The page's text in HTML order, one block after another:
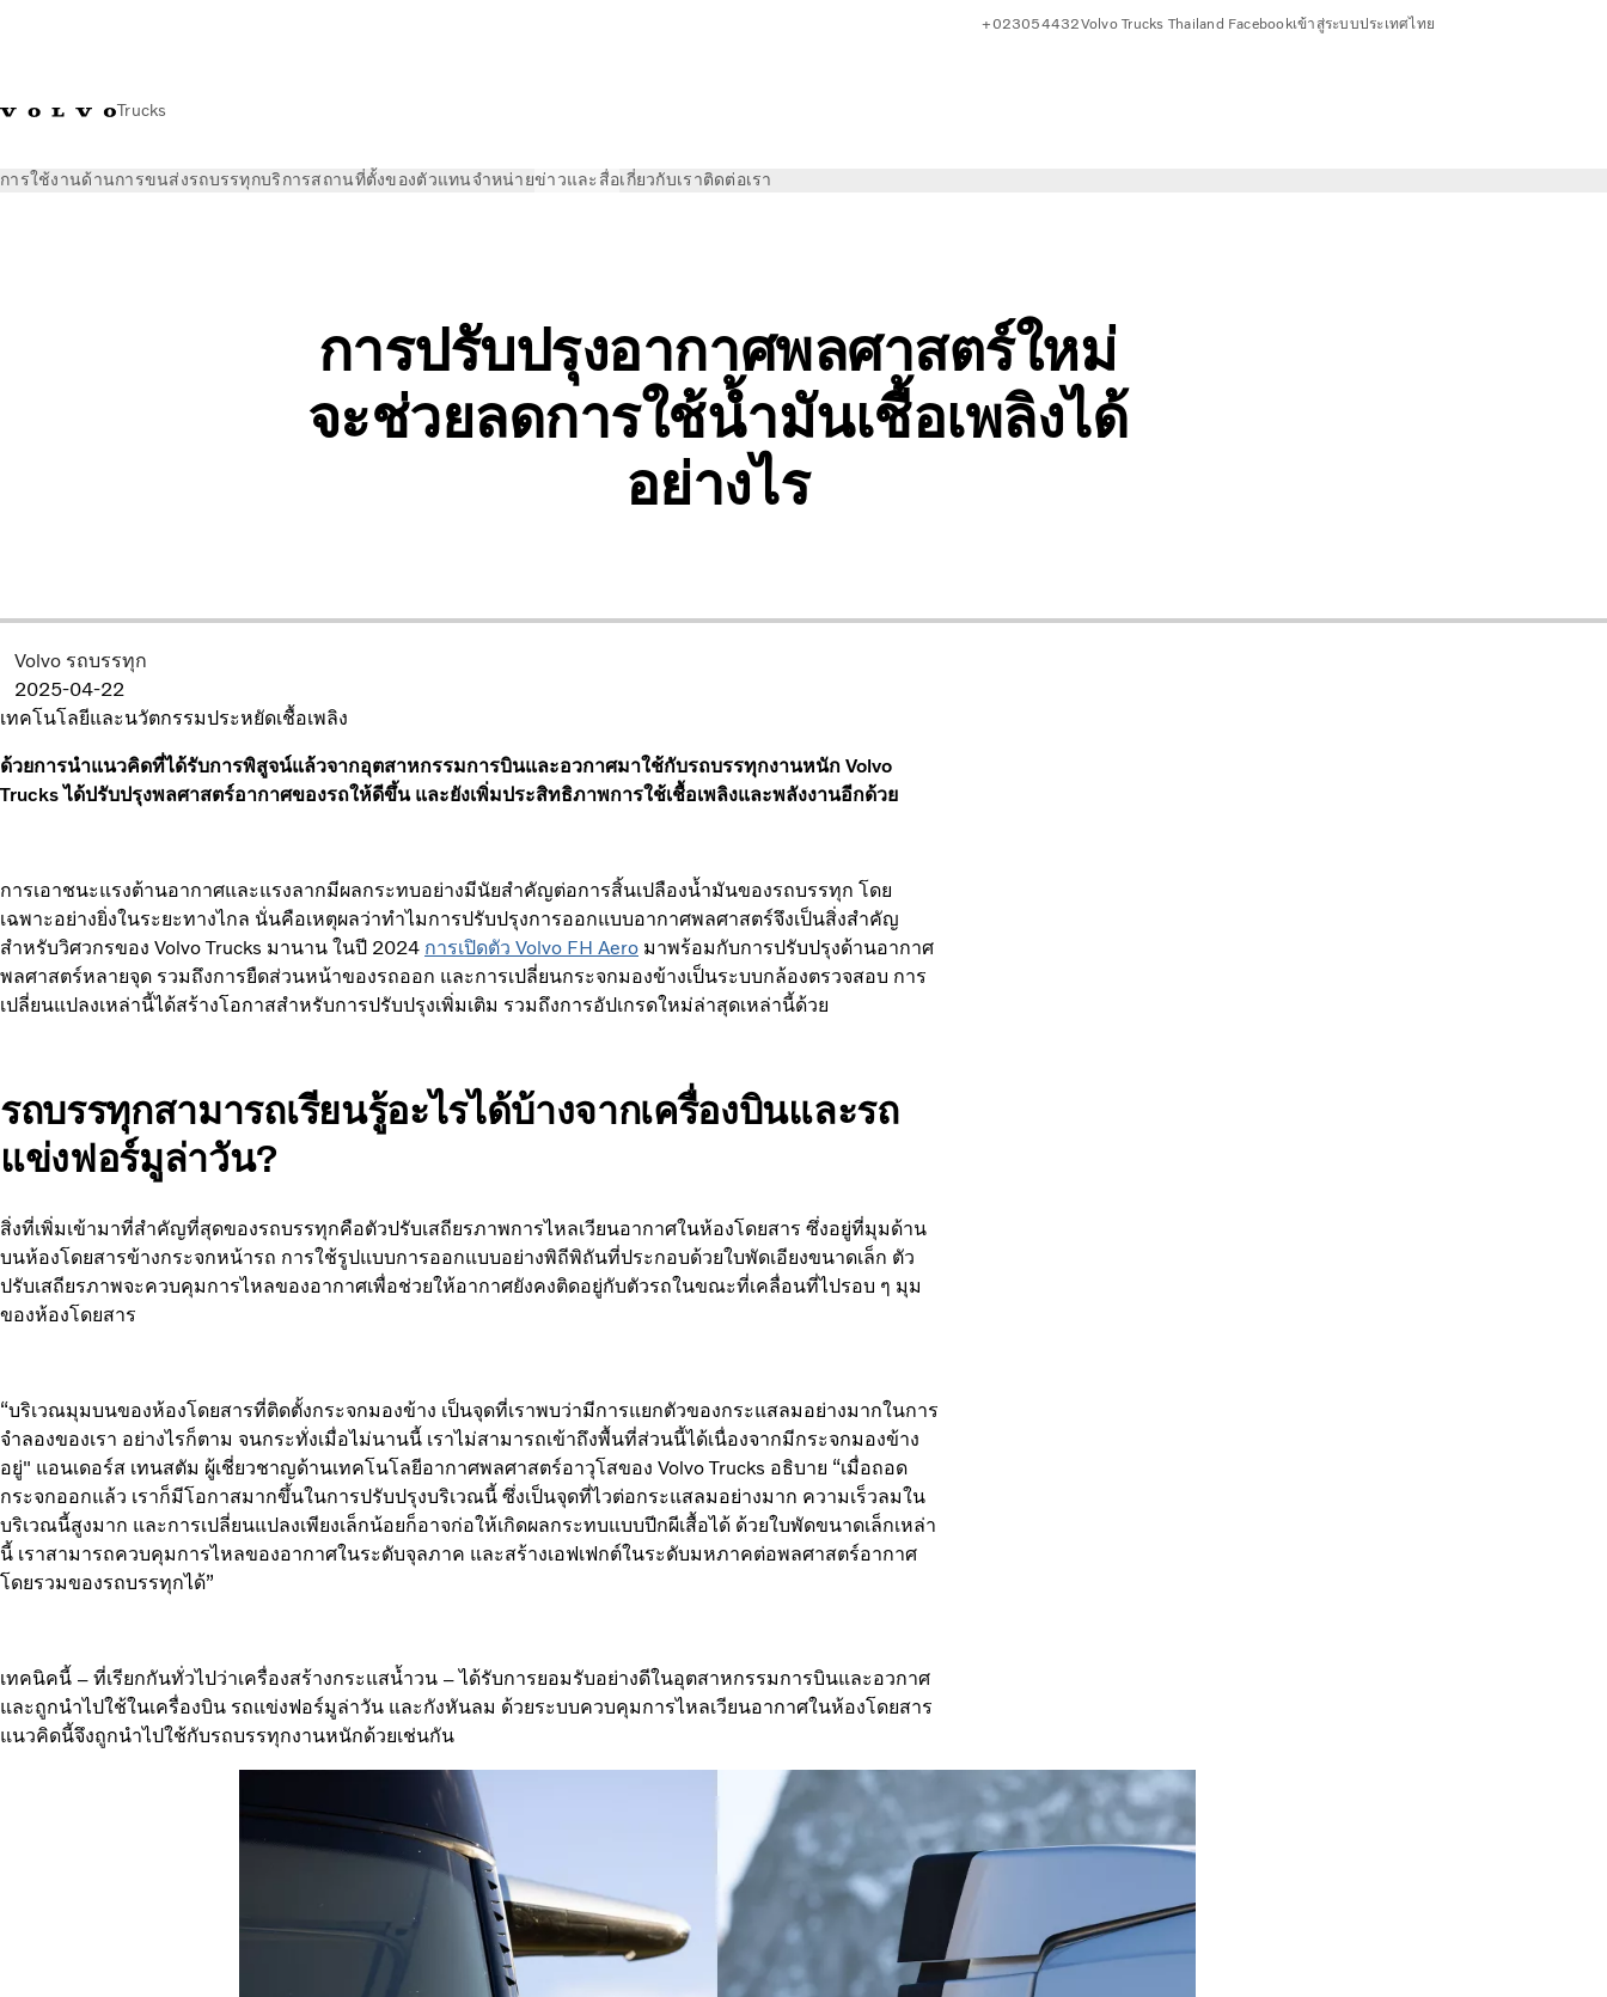
Trucks
+023054432Volvo Trucks Thailand Facebookเข้าสู่ระบบประเทศไทย
การใช้งานด้านการขนส่งรถบรรทุกบริการสถานที่ตั้งของตัวแทนจำหน่ายข่าวและสื่อเกี่ยวกับเราติดต่อเรา
การปรับปรุงอากาศพลศาสตร์ใหม่
จะช่วยลดการใช้น้ำมันเชื้อเพลิงได้
อย่างไร
Volvo รถบรรทุก
2025-04-22
เทคโนโลยีและนวัตกรรมประหยัดเชื้อเพลิง
ด้วยการนำแนวคิดที่ได้รับการพิสูจน์แล้วจากอุตสาหกรรมการบินและอวกาศมาใช้กับรถบรรทุกงานหนัก Volvo
Trucks ได้ปรับปรุงพลศาสตร์อากาศของรถให้ดีขึ้น และยังเพิ่มประสิทธิภาพการใช้เชื้อเพลิงและพลังงานอีกด้วย
การเอาชนะแรงต้านอากาศและแรงลากมีผลกระทบอย่างมีนัยสำคัญต่อการสิ้นเปลืองน้ำมันของรถบรรทุก โดย
เฉพาะอย่างยิ่งในระยะทางไกล นั่นคือเหตุผลว่าทำไมการปรับปรุงการออกแบบอากาศพลศาสตร์จึงเป็นสิ่งสำคัญ
สำหรับวิศวกรของ Volvo Trucks มานาน ในปี 2024 การเปิดตัว Volvo FH Aero มาพร้อมกับการปรับปรุงด้านอากาศ
พลศาสตร์หลายจุด รวมถึงการยืดส่วนหน้าของรถออก และการเปลี่ยนกระจกมองข้างเป็นระบบกล้องตรวจสอบ การ
เปลี่ยนแปลงเหล่านี้ได้สร้างโอกาสสำหรับการปรับปรุงเพิ่มเติม รวมถึงการอัปเกรดใหม่ล่าสุดเหล่านี้ด้วย
รถบรรทุกสามารถเรียนรู้อะไรได้บ้างจากเครื่องบินและรถ
แข่งฟอร์มูล่าวัน?
สิ่งที่เพิ่มเข้ามาที่สำคัญที่สุดของรถบรรทุกคือตัวปรับเสถียรภาพการไหลเวียนอากาศในห้องโดยสาร ซึ่งอยู่ที่มุมด้าน
บนห้องโดยสารข้างกระจกหน้ารถ การใช้รูปแบบการออกแบบอย่างพิถีพิถันที่ประกอบด้วยใบพัดเอียงขนาดเล็ก ตัว
ปรับเสถียรภาพจะควบคุมการไหลของอากาศเพื่อช่วยให้อากาศยังคงติดอยู่กับตัวรถในขณะที่เคลื่อนที่ไปรอบ ๆ มุม
ของห้องโดยสาร
“บริเวณมุมบนของห้องโดยสารที่ติดตั้งกระจกมองข้าง เป็นจุดที่เราพบว่ามีการแยกตัวของกระแสลมอย่างมากในการ
จำลองของเรา อย่างไรก็ตาม จนกระทั่งเมื่อไม่นานนี้ เราไม่สามารถเข้าถึงพื้นที่ส่วนนี้ได้เนื่องจากมีกระจกมองข้าง
อยู่" แอนเดอร์ส เทนสตัม ผู้เชี่ยวชาญด้านเทคโนโลยีอากาศพลศาสตร์อาวุโสของ Volvo Trucks อธิบาย “เมื่อถอด
กระจกออกแล้ว เราก็มีโอกาสมากขึ้นในการปรับปรุงบริเวณนี้ ซึ่งเป็นจุดที่ไวต่อกระแสลมอย่างมาก ความเร็วลมใน
บริเวณนี้สูงมาก และการเปลี่ยนแปลงเพียงเล็กน้อยก็อาจก่อให้เกิดผลกระทบแบบปีกผีเสื้อได้ ด้วยใบพัดขนาดเล็กเหล่า
นี้ เราสามารถควบคุมการไหลของอากาศในระดับจุลภาค และสร้างเอฟเฟกต์ในระดับมหภาคต่อพลศาสตร์อากาศ
โดยรวมของรถบรรทุกได้”
เทคนิคนี้ – ที่เรียกกันทั่วไปว่าเครื่องสร้างกระแสน้ำวน – ได้รับการยอมรับอย่างดีในอุตสาหกรรมการบินและอวกาศ
และถูกนำไปใช้ในเครื่องบิน รถแข่งฟอร์มูล่าวัน และกังหันลม ด้วยระบบควบคุมการไหลเวียนอากาศในห้องโดยสาร
แนวคิดนี้จึงถูกนำไปใช้กับรถบรรทุกงานหนักด้วยเช่นกัน